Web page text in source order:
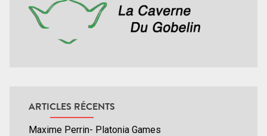
ARTICLES RÉCENTS
Maxime Perrin- Platonia Games